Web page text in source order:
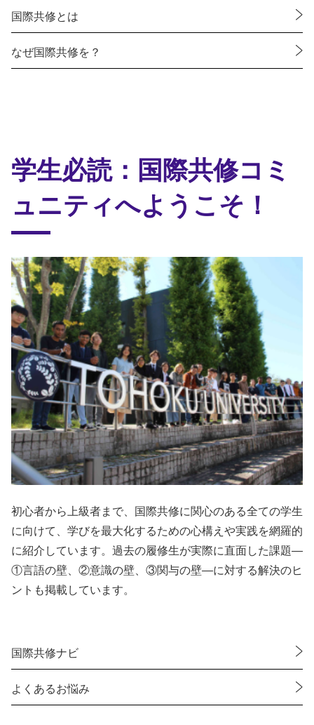
国際共修とは
なぜ国際共修を？
学生必読：国際共修コミ
ュニティへようこそ！
初心者から上級者まで、国際共修に関心のある全ての学生
に向けて、学びを最大化するための心構えや実践を網羅的
に紹介しています。過去の履修生が実際に直面した課題—
①言語の壁、②意識の壁、③関与の壁—に対する解決のヒ
ントも掲載しています。
国際共修ナビ
よくあるお悩み